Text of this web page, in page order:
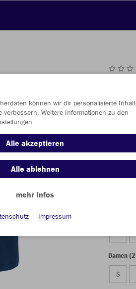
marine
Damen
S
können wir dir personalisierte
verbessern. Weitere Informationen zu den
Alle akzeptieren
Alle ablehnen
mehr Infos
Impressum